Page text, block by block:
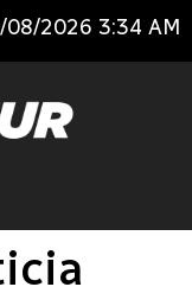
08/2026 3:34 AM